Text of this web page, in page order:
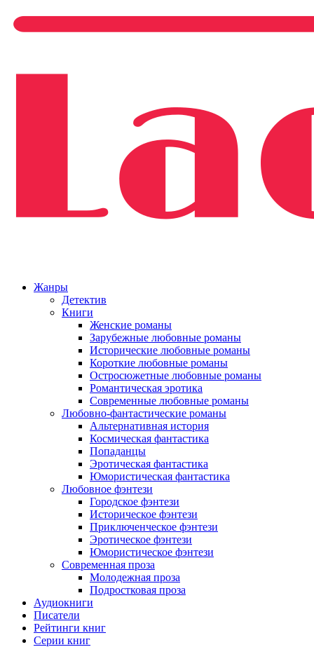
Жанры
Детектив
Книги
Женские романы
Зарубежные любовные романы
Исторические любовные романы
Короткие любовные романы
Остросюжетные любовные романы
Романтическая эротика
Современные любовные романы
Любовно-фантастические романы
Альтернативная история
Космическая фантастика
Попаданцы
Эротическая фантастика
Юмористическая фантастика
Любовное фэнтези
Городское фэнтези
Историческое фэнтези
Приключенческое фэнтези
Эротическое фэнтези
Юмористическое фэнтези
Современная проза
Молодежная проза
Подростковая проза
Аудиокниги
Писатели
Рейтинги книг
Серии книг